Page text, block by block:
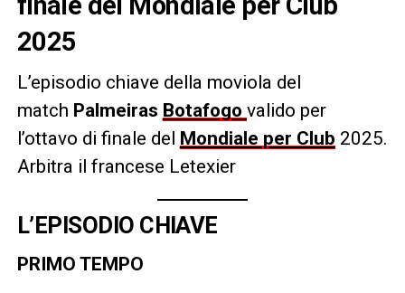
2025
L’episodio chiave della moviola del
match Palmeiras Botafogo valido per
l’ottavo di finale del
Mondiale per Club 2025.
Arbitra il francese Letexier
L’EPISODIO CHIAVE
PRIMO TEMPO